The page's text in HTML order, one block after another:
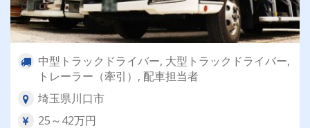
中型トラックドライバー, 大型トラックドライバー,
トレーラー（牽引）, 配車担当者
埼玉県川口市
25～42万円